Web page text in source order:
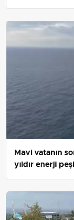
Mavi vatanın
yıldır enerji